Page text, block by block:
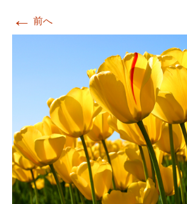
← 前へ